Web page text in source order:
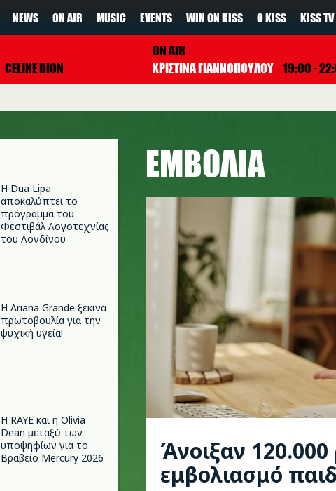
NEWS ON AIR MUSIC EVENTS WIN ON KISS Ο KISS KISS TV
CELINE DION
ON AIR
ΧΡΙΣΤΙΝΑ ΓΙΑΝΝΟΠΟΥΛΟΥ 19:00 -
Η Dua Lipa
αποκαλύπτει το
πρόγραμμα του
Φεστιβάλ Λογοτεχνίας
του Λονδίνου
Η Ariana Grande ξεκινά
πρωτοβουλία για την
ψυχική υγεία!
Η RAYE και η Olivia
Dean μεταξύ των
υποψηφίων για το
Βραβείο Mercury 2026
ΕΜΒΟΛΙΑ
Άνοιξαν
εμβολιασμό